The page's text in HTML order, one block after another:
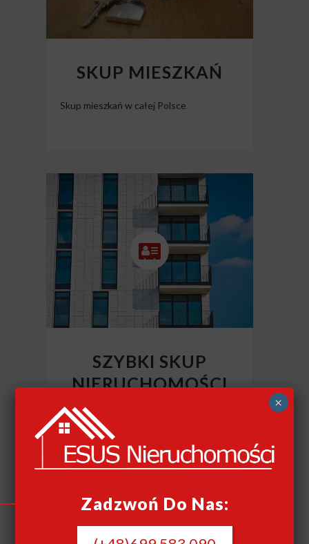
SKUP MIESZKAŃ
Skup mieszkań w całej Polsce
SZYBKI SKUP
NIERUCHOMOŚCI
Szybki skup nieruchomości
Zadzwoń Do Nas:
×